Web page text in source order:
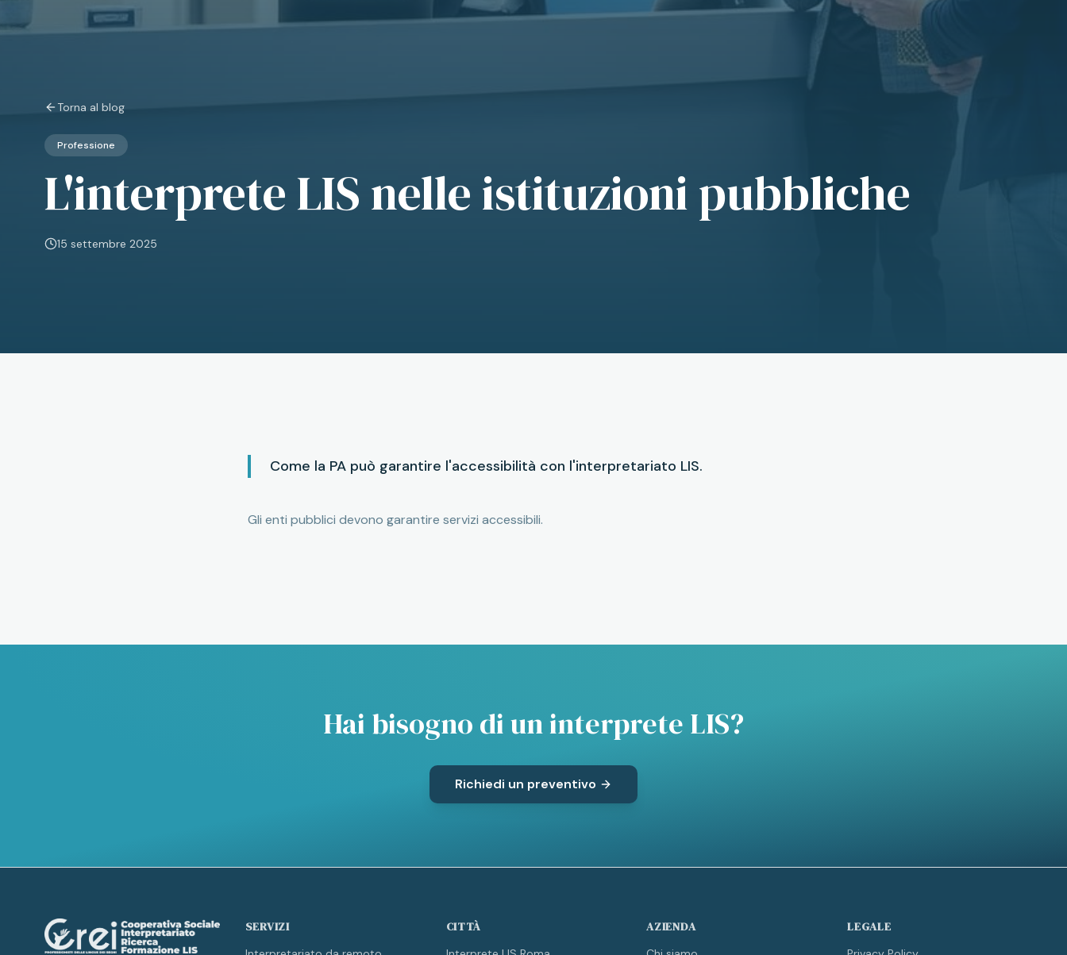
Torna al blog
Professione
L'interprete LIS nelle istituzioni pubbliche
15 settembre 2025
Come la PA può garantire l'accessibilità con l'interpretariato LIS.
Gli enti pubblici devono garantire servizi accessibili.
Hai bisogno di un interprete LIS?
Richiedi un preventivo
SERVIZI CITTÀ AZIENDA LEGALE